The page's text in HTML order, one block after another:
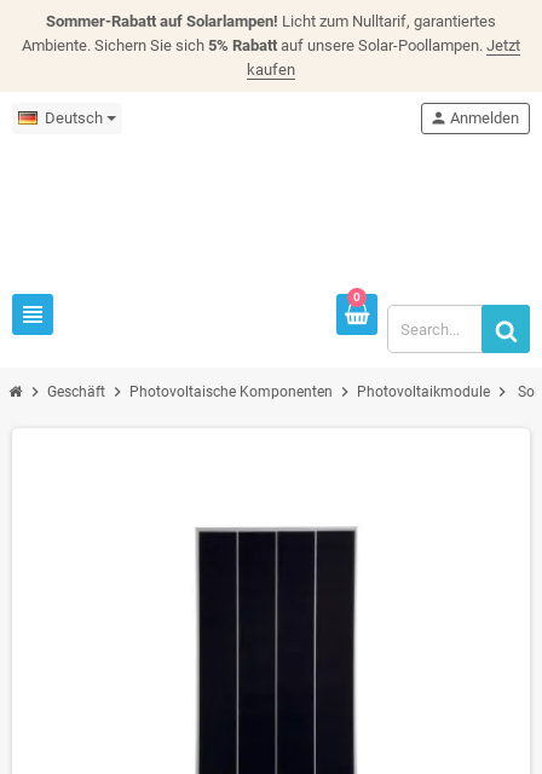
Sommer-Rabatt auf Solarlampen! Licht zum Nulltarif, garantiertes
Ambiente. Sichern Sie sich 5% Rabatt auf unsere Solar-Poollampen. Jetzt
kaufen
Deutsch
view_headline
person Anmelden
0
chevron_right Geschäft chevron_right Photovoltaische Komponenten chevron_right Photovoltaikmodule chevron_right